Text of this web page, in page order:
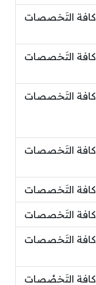
كافة التَخصصات
كافة التَخصصات
كافة التَخصصات
كافة التَخصصات
كافة التَخصصات
كافة التَخصصات
كافة التَخصصات
كافة التَخصُصات